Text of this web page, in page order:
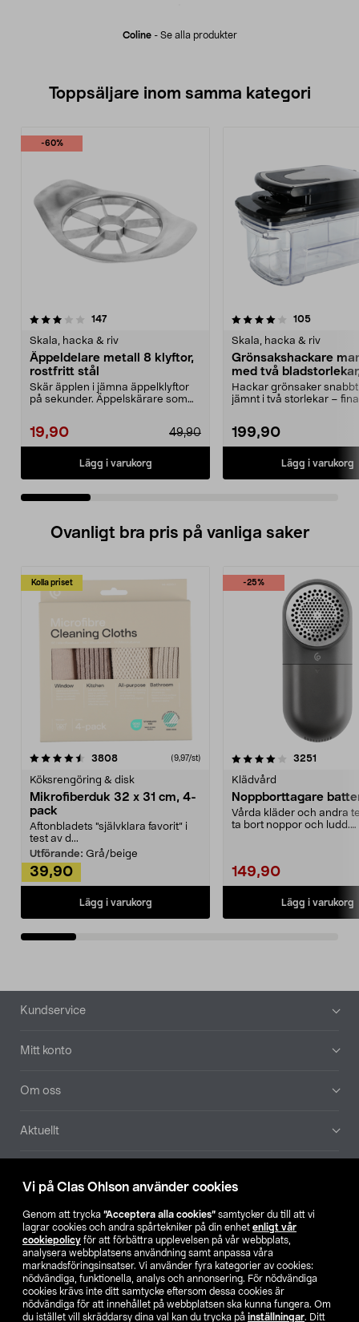
Vi på Clas Ohlson använder cookies
Genom att trycka ”Acceptera alla cookies” samtycker du till att vi
lagrar cookies och andra spårtekniker på din enhet enligt vår
cookiepolicy för att förbättra upplevelsen på vår webbplats,
analysera webbplatsens användning samt anpassa våra
marknadsföringsinsatser. Vi använder fyra kategorier av cookies:
nödvändiga, funktionella, analys och annonsering. För nödvändiga
cookies krävs inte ditt samtycke eftersom dessa cookies är
nödvändiga för att innehållet på webbplatsen ska kunna fungera. Om
du istället vill skräddarsy dina val kan du trycka på inställningar. Ditt
Coline- Se alla produkter
Toppsäljare inom samma kategori
-60%
147recensioner
Skala, hacka & riv
Äppeldelare metall 8 klyftor,
rostfritt stål
Skär äpplen i jämna äppelklyftor
på sekunder. Äppelskärare som
19,90 49,90
Lägg i varukorg
4.0 av 5 stjärnor 105
Skala, hacka & riv
Grönsakshackare
med två
liter
Hackar grönsaker
jämnt i två storlekar –
199,90
Lägg i varukorg
4.0 av 5 stjärnor
Ovanligt bra pris på vanliga saker
Kolla priset
3808recensioner (9,97/st)
Köksrengöring & disk
Mikrofiberduk 32 x 31 cm, 4-
pack
Aftonbladets "självklara favorit” i
test av d...
Utförande: Grå/beige
39,90
Lägg i varukorg
-25%
4.0av 5 stjärnor 3251
Klädvård
Noppborttagare
Vårda kläder och andra
ta bort noppor och ludd.
149,90
Lägg i varukorg
4.5av 5 stjärnor
Sidfot
Kundservice
Mitt konto
Om oss
Aktuellt
Hitta butik
SE NO FI